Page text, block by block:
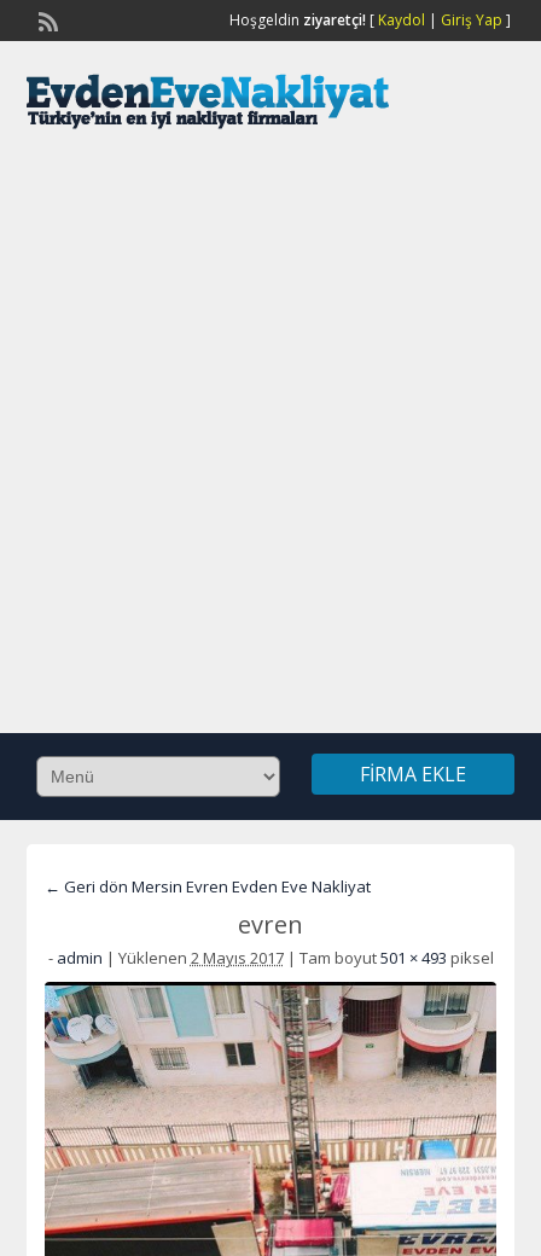
Hoşgeldin ziyaretçi![ Kaydol | Giriş Yap ]
FIRMA EKLE
← Geri dön Mersin Evren Evden Eve Nakliyat
evren
- admin | Yüklenen 2 Mayıs 2017 | Tam boyut501 × 493 piksel